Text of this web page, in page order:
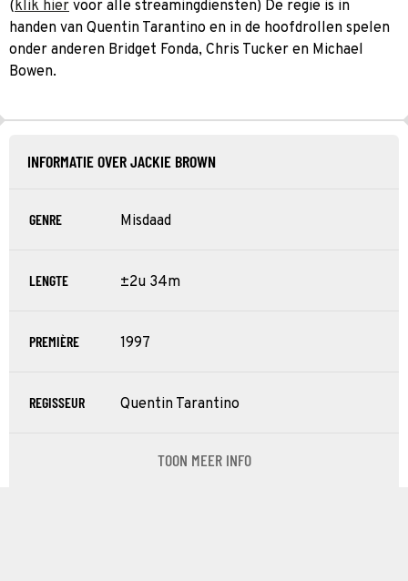
(klik hier voor alle streamingdiensten) De regie is in
handen van Quentin Tarantino en in de hoofdrollen spelen
onder anderen Bridget Fonda, Chris Tucker en Michael
Bowen.
INFORMATIE OVER JACKIE BROWN
GENRE Misdaad
LENGTE ±2u 34m
PREMIÈRE 1997
REGISSEUR Quentin Tarantino
TOON MEER INFO